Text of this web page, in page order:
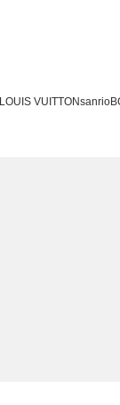
LOUIS VUITTONsanrio